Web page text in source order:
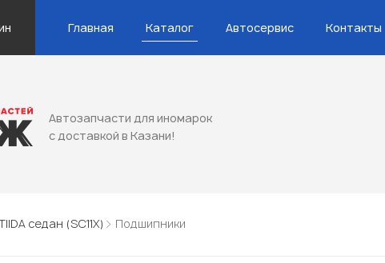
Главная Каталог Автосервис Контакты
Автозапчасти для иномарок
с доставкой в Казани!
седан (SC11X) Подшипники